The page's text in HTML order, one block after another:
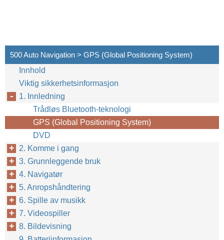
500 Auto Navigation > GPS (Global Positioning System)
Innhold
Viktig sikkerhetsinformasjon
1. Innledning
Trådløs Bluetooth-teknologi
GPS (Global Positioning System)
DVD
2. Komme i gang
3. Grunnleggende bruk
4. Navigatør
5. Anropshåndtering
6. Spille av musikk
7. Videospiller
8. Bildevisning